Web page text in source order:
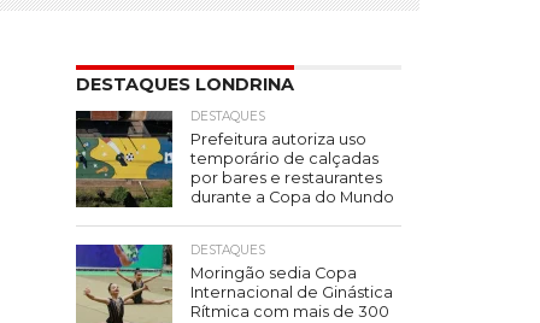
DESTAQUES LONDRINA
DESTAQUES
Prefeitura autoriza uso
temporário de calçadas
por bares e restaurantes
durante a Copa do Mundo
DESTAQUES
Moringão sedia Copa
Internacional de Ginástica
Rítmica com mais de 300